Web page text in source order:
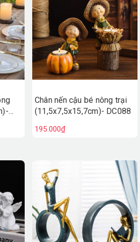
Chân nến cậu bé nông trại
(11,5x7,5x15,7cm)- DC088
195.000₫